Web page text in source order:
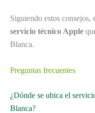
Siguiendo estos consejos,
servicio técnico Apple
Blanca.
Preguntas frecuentes
¿Dónde se ubica el
Blanca?